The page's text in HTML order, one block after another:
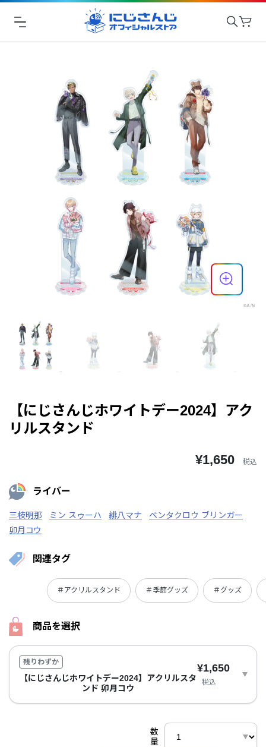
【にじさんじホワイトデー2024】アク
リルスタンド
¥1,650 税込
ライバー
三枝明那 ミン スゥーハ 緋八マナ
ベンタクロウ ブリンガー
卯月コウ
関連タグ
＃アクリルスタンド ＃季節グッズ ＃グッズ
商品を選択
残りわずか
【にじさんじホワイトデー2024】アクリルスタ
ンド 卯月コウ
¥1,650
税込
数
量